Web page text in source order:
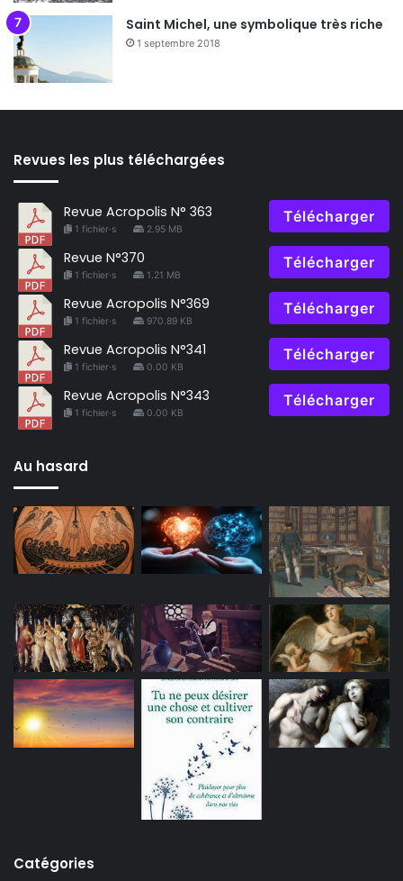
Saint Michel, une symbolique très riche
1 septembre 2018
Revues les plus téléchargées
Revue Acropolis N° 363
1 fichier·s 2.95 MB
Télécharger
Revue N°370
1 fichier·s 1.21 MB
Télécharger
Revue Acropolis N°369
1 fichier·s 970.89 KB
Télécharger
Revue Acropolis N°341
1 fichier·s 0.00 KB
Télécharger
Revue Acropolis N°343
1 fichier·s 0.00 KB
Télécharger
Au hasard
Catégories